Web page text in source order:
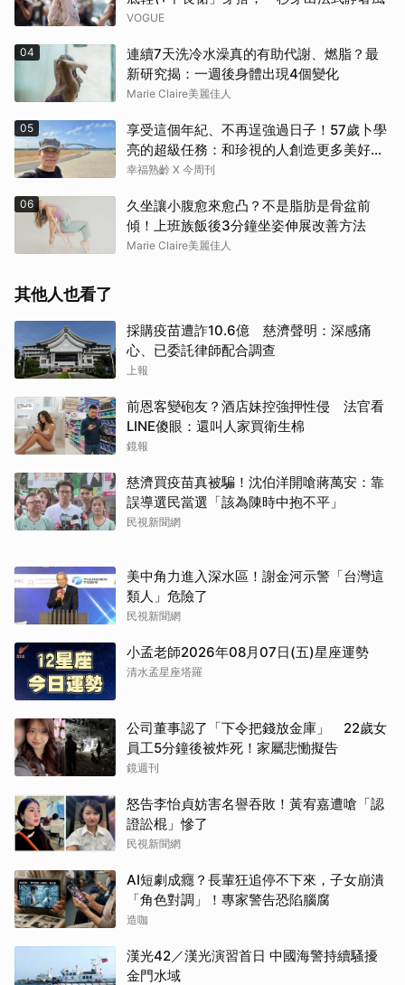
VOGUE
04
連續7天洗冷水澡真的有助代謝、燃脂？最
新研究揭：一週後身體出現4個變化
Marie Claire美麗佳人
05
享受這個年紀、不再逞強過日子！57歲卜學
亮的超級任務：和珍視的人創造更多美好記
憶
幸福熟齡 X 今周刊
06
久坐讓小腹愈來愈凸？不是脂肪是骨盆前
傾！上班族飯後3分鐘坐姿伸展改善方法
Marie Claire美麗佳人
其他人也看了
採購疫苗遭詐10.6億 慈濟聲明：深感痛
心、已委託律師配合調查
上報
前恩客變砲友？酒店妹控強押性侵 法官看
LINE傻眼：還叫人家買衛生棉
鏡報
慈濟買疫苗真被騙！沈伯洋開嗆蔣萬安：靠
誤導選民當選「該為陳時中抱不平」
民視新聞網
美中角力進入深水區！謝金河示警「台灣這
類人」危險了
民視新聞網
小孟老師2026年08月07日(五)星座運勢
清水孟星座塔羅
公司董事認了「下令把錢放金庫」 22歲女
員工5分鐘後被炸死！家屬悲慟擬告
鏡週刊
怒告李怡貞妨害名譽吞敗！黃宥嘉遭嗆「認
證訟棍」慘了
民視新聞網
AI短劇成癮？長輩狂追停不下來，子女崩潰
「角色對調」！專家警告恐陷腦腐
造咖
漢光42／漢光演習首日 中國海警持續騷擾
金門水域
取消